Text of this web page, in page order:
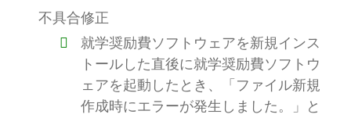
不具合修正
就学奨励費ソフトウェアを新規インス
トールした直後に就学奨励費ソフトウ
ェアを起動したとき、「ファイル新規
作成時にエラーが発生しました。」と